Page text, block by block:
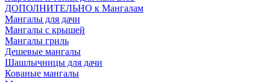
ДОПОЛНИТЕЛЬНО к Мангалам
Мангалы для дачи
Мангалы с крышей
Мангалы гриль
Дешевые мангалы
Шашлычницы для дачи
Кованые мангалы